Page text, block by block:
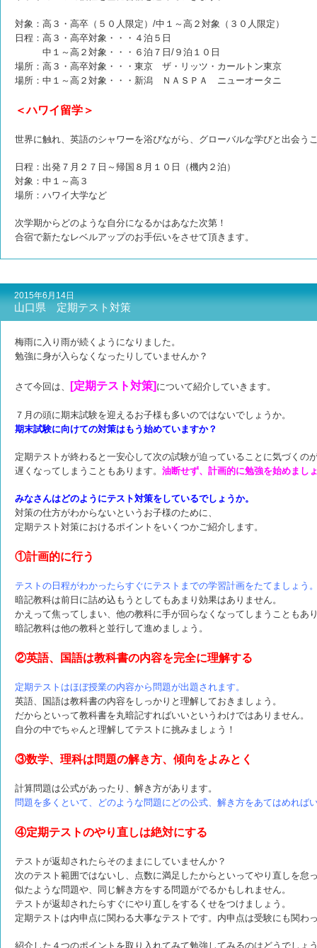
対象：高３・高卒（５０人限定）/中１～高２対象（３０人限定）
日程：高３・高卒対象・・・４泊５日
中１～高２対象・・・６泊７日/９泊１０日
場所：高３・高卒対象・・・東京 ザ・リッツ・カールトン東京
場所：中１～高２対象・・・新潟 ＮＡＳＰＡ ニューオータニ
＜ハワイ留学＞
世界に触れ、英語のシャワーを浴びながら、グローバルな学びと出会う
日程：出発７月２７日～帰国８月１０日（機内２泊）
対象：中１～高３
場所：ハワイ大学など
次学期からどのような自分になるかはあなた次第！
合宿で新たなレベルアップのお手伝いをさせて頂きます。
2015年6月14日
山口県 定期テスト対策
梅雨に入り雨が続くようになりました。
勉強に身が入らなくなったりしていませんか？
さて今回は、 [定期テスト対策] について紹介していきます。
７月の頭に期末試験を迎えるお子様も多いのではないでしょうか。
期末試験に向けての対策はもう始めていますか？
定期テストが終わると一安心して次の試験が迫っていることに気づくの
遅くなってしまうこともあります。 油断せず、計画的に勉強を始めまし
みなさんはどのようにテスト対策をしているでしょうか。
対策の仕方がわからないというお子様のために、
定期テスト対策におけるポイントをいくつかご紹介します。
①計画的に行う
テストの日程がわかったらすぐにテストまでの学習計画をたてましょう
暗記教科は前日に詰め込もうとしてもあまり効果はありません。
かえって焦ってしまい、他の教科に手が回らなくなってしまうこともあ
暗記教科は他の教科と並行して進めましょう。
②英語、国語は教科書の内容を完全に理解する
定期テストはほぼ授業の内容から問題が出題されます。
英語、国語は教科書の内容をしっかりと理解しておきましょう。
だからといって教科書を丸暗記すればいいというわけではありません。
自分の中でちゃんと理解してテストに挑みましょう！
③数学、理科は問題の解き方、傾向をよみとく
計算問題は公式があったり、解き方があります。
問題を多くといて、どのような問題にどの公式、解き方をあてはめれば
④定期テストのやり直しは絶対にする
テストが返却されたらそのままにしていませんか？
次のテスト範囲ではないし、点数に満足したからといってやり直しを怠
似たような問題や、同じ解き方をする問題がでるかもしれません。
テストが返却されたらすぐにやり直しをするくせをつけましょう。
定期テストは内申点に関わる大事なテストです。 内申点は受験にも関わ
紹介した４つのポイントを取り入れてみて勉強してみるのはどうでしょ